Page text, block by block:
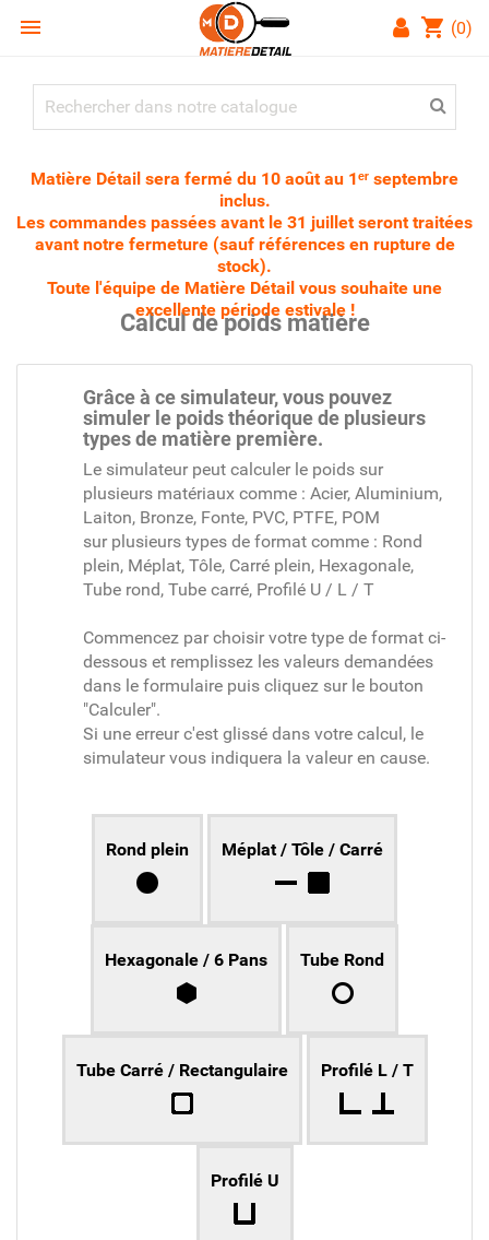
 shopping_cart (0)
Matière Détail sera fermé du 10 août au 1ᵉʳ septembre
inclus.
Les commandes passées avant le 31 juillet seront traitées
avant notre fermeture (sauf références en rupture de
stock).
Toute l'équipe de Matière Détail vous souhaite une
excellente période estivale !
Calcul de poids matière
Grâce à ce simulateur, vous pouvez
simuler le poids théorique de plusieurs
types de matière première.
Le simulateur peut calculer le poids sur
plusieurs matériaux comme : Acier, Aluminium,
Laiton, Bronze, Fonte, PVC, PTFE, POM
sur plusieurs types de format comme : Rond
plein, Méplat, Tôle, Carré plein, Hexagonale,
Tube rond, Tube carré, Profilé U / L / T
Commencez par choisir votre type de format ci-
dessous et remplissez les valeurs demandées
dans le formulaire puis cliquez sur le bouton
"Calculer".
Si une erreur c'est glissé dans votre calcul, le
simulateur vous indiquera la valeur en cause.
Rond plein Méplat / Tôle / Carré
Hexagonale / 6 Pans Tube Rond
Tube Carré / Rectangulaire Profilé L / T
Profilé U